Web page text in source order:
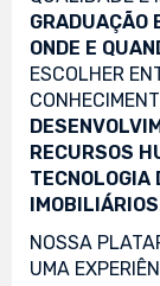
GRADUAÇÃO
ONDE E
ESCOLHER
RECURSOS
TECNOLOGIA
IMOBILIÁRIOS
NOSSA
UMA